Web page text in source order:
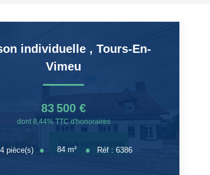
individuelle , Tours-En-
Vimeu
83 500 €
dont 8,44% TTC d'honoraires
4 pièce(s) 84 m² Réf : 6386